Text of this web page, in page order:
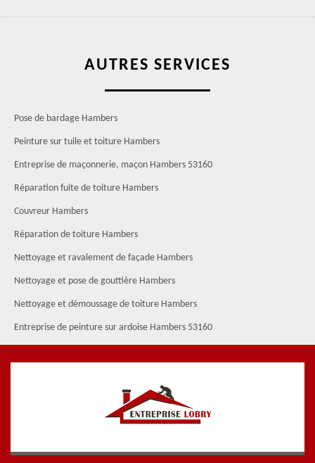
AUTRES SERVICES
Pose de bardage Hambers
Peinture sur tuile et toiture Hambers
Entreprise de maçonnerie, maçon Hambers 53160
Réparation fuite de toiture Hambers
Couvreur Hambers
Réparation de toiture Hambers
Nettoyage et ravalement de façade Hambers
Nettoyage et pose de gouttière Hambers
Nettoyage et démoussage de toiture Hambers
Entreprise de peinture sur ardoise Hambers 53160